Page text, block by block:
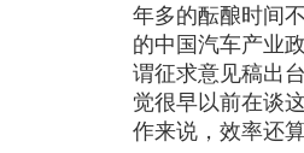
年多的酝酿时间
的中国汽车产业
谓征求意见稿出
觉很早以前在谈
作来说，效率还